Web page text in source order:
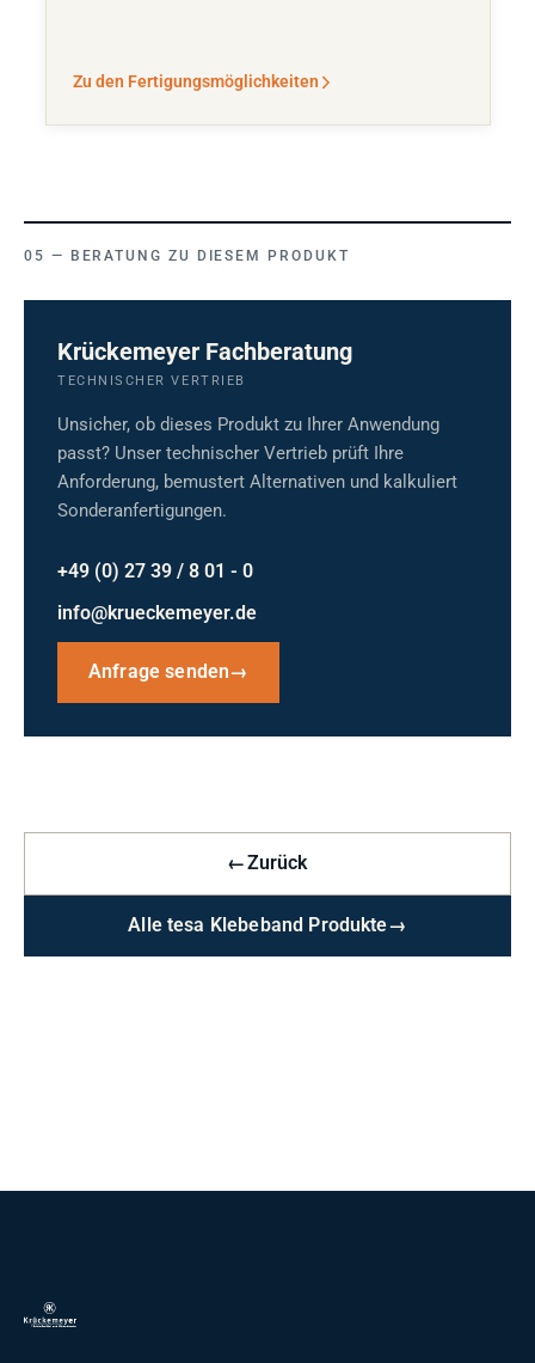
Zu den Fertigungsmöglichkeiten
BERATUNG ZU DIESEM PRODUKT
Krückemeyer Fachberatung
TECHNISCHER VERTRIEB
Unsicher, ob dieses Produkt zu Ihrer Anwendung
passt? Unser technischer Vertrieb prüft Ihre
Anforderung, bemustert Alternativen und kalkuliert
Sonderanfertigungen.
+49 (0) 27 39 / 8 01 - 0
info@krueckemeyer.de
Anfrage senden→
←Zurück
Alle tesa Klebeband Produkte→